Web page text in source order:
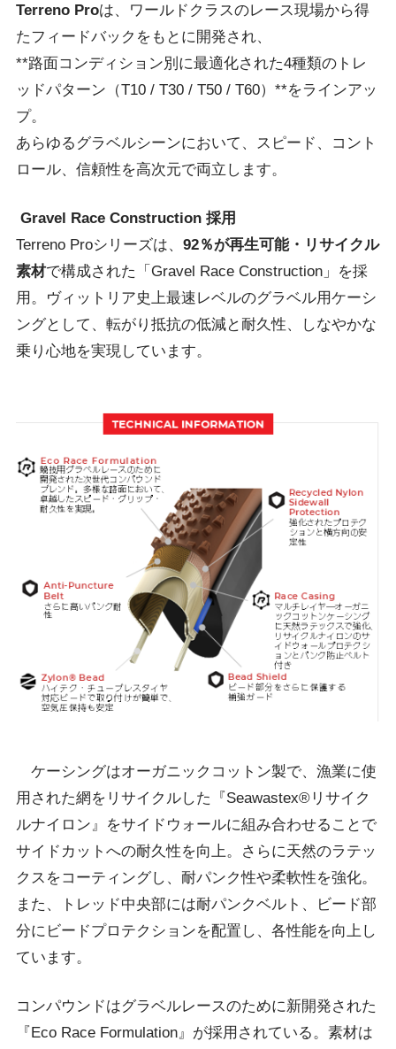
Terreno Proは、ワールドクラスのレース現場から得
たフィードバックをもとに開発され、
**路面コンディション別に最適化された4種類のトレ
ッドパターン（T10 / T30 / T50 / T60） **をラインアッ
プ。
あらゆるグラベルシーンにおいて、スピード、コント
ロール、信頼性を高次元で両立します。
Gravel Race Construction 採用
Terreno Proシリーズは、 92％が再生可能・リサイクル
素材で構成された「 Gravel Race Construction」を採
用。ヴィットリア史上最速レベルのグラベル用ケーシ
ングとして、転がり抵抗の低減と耐久性、しなやかな
乗り心地を実現しています。
ケーシングはオーガニックコットン製で、漁業に使
用された網をリサイクルした『Seawastex®リサイク
ルナイロン』をサイドウォールに組み合わせることで
サイドカットへの耐久性を向上。さらに天然のラテッ
クスをコーティングし、耐パンク性や柔軟性を強化。
また、トレッド中央部には耐パンクベルト、ビード部
分にビードプロテクションを配置し、各性能を向上し
ています。
コンパウンドはグラベルレースのために新開発された
『Eco Race Formulation』が採用されている。素材は